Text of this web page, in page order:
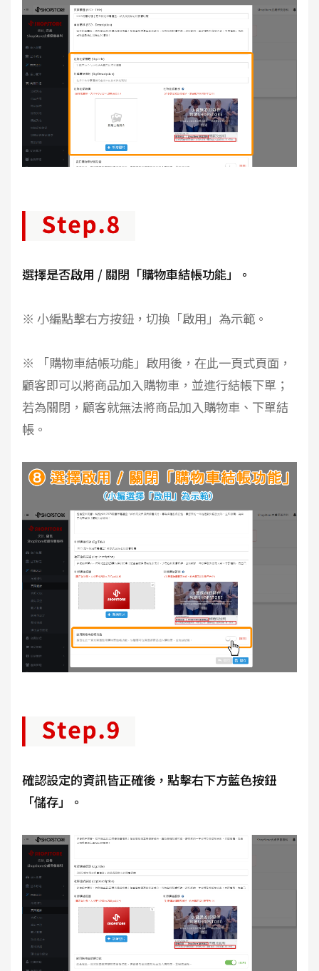
選擇是否啟用 / 關閉「購物車結帳功能」。
※ 小編點擊右方按鈕，切換「啟用」為示範。
※ 「購物車結帳功能」啟用後，在此一頁式頁面，
顧客即可以將商品加入購物車，並進行結帳下單；
若為關閉，顧客就無法將商品加入購物車、下單結
帳。
確認設定的資訊皆正確後，點擊右下方藍色按鈕
「儲存」。